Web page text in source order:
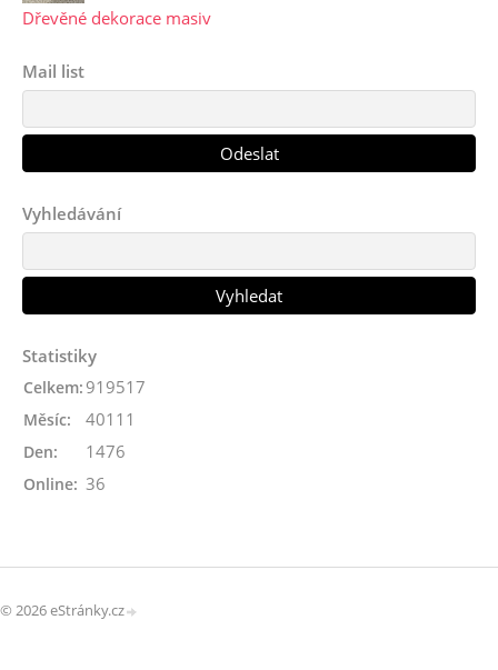
Dřevěné dekorace masiv
Mail list
Vyhledávání
Statistiky
Online: 36
Celkem: 919517
Měsíc: 40111
Den: 1476
© 2026 eStránky.cz